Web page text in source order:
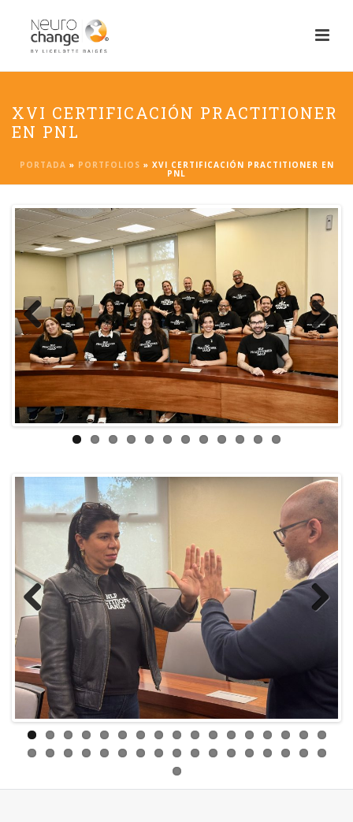
XVI CERTIFICACIÓN PRACTITIONER
EN PNL
PORTADA » PORTFOLIOS » XVI CERTIFICACIÓN PRACTITIONER EN
PNL
Previ
ous
Next
Previ
ous